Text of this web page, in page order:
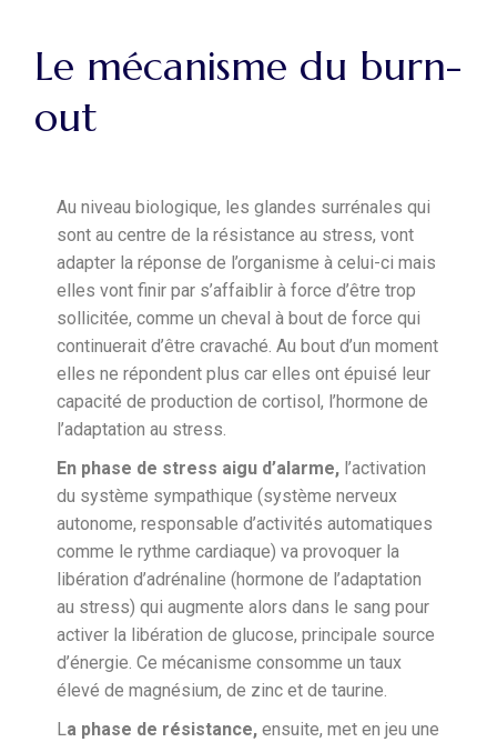
Le mécanisme du burn-
out
Au niveau biologique, les glandes surrénales qui
sont au centre de la résistance au stress, vont
adapter la réponse de l’organisme à celui-ci mais
elles vont finir par s’affaiblir à force d’être trop
sollicitée, comme un cheval à bout de force qui
continuerait d’être cravaché. Au bout d’un moment
elles ne répondent plus car elles ont épuisé leur
capacité de production de cortisol, l’hormone de
l’adaptation au stress.
En phase de stress aigu d’alarme, l’activation
du système sympathique (système nerveux
autonome, responsable d’activités automatiques
comme le rythme cardiaque) va provoquer la
libération d’adrénaline (hormone de l’adaptation
au stress) qui augmente alors dans le sang pour
activer la libération de glucose, principale source
d’énergie. Ce mécanisme consomme un taux
élevé de magnésium, de zinc et de taurine.
La phase de résistance,ensuite, met en jeu une